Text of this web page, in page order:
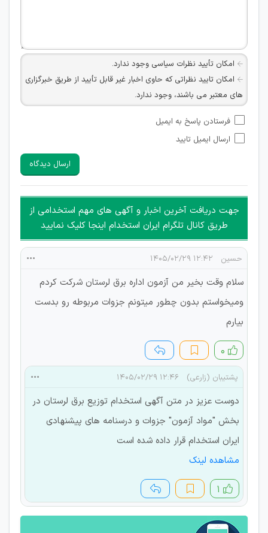
امکان تأیید نظرات سیاسی وجود ندارد.
امکان تایید نظراتی که حاوی اخبار غیر قابل تأیید از طریق خبرگزاری
های معتبر می باشند، وجود ندارد.
شبکه های مجازی ارتباطی می باشند وجود ندارد.
امکان تأیید نظرات کاربرانی که به هر طریقی قصد مأیوس کردن
هرگونه تحریک، تحقیر و کنایه به سایر افراد (مسئول و غیر مسئول)
غیر مجاز می باشد.
امکان هماهنگی برای هرگونه ملاقات حضوری چه به صورت دسته
جمعی و چه فردی توسط کاربران سایت وجود ندارد.
فرستادن پاسخ به ایمیل
ارسال ایمیل تایید
ارسال دیدگاه
جهت دریافت آخرین اخبار و آگهی های مهم استخدامی از
طریق کانال تلگرام ایران استخدام اینجا کلیک نمایید
حسین ۱۲:۴۲ ۱۴۰۵/۰۲/۲۹
سلام وقت بخیر من آزمون اداره برق لرستان شرکت کردم
ومیخواستم بدون چطور میتونم جزوات مربوطه رو بدست
بیارم
۰
پشتیبان (زارعی) ۱۲:۴۶ ۱۴۰۵/۰۲/۲۹
دوست عزیز در متن آگهی استخدام توزیع برق لرستان در
بخش "مواد آزمون" جزوات و درسنامه های پیشنهادی
ایران استخدام قرار داده شده است
مشاهده لینک
۱